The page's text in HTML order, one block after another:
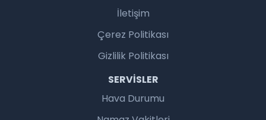
İletişim
Çerez Politikası
Gizlilik Politikası
SERVISLER
Hava Durumu